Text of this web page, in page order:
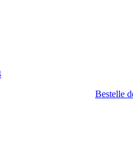
Bestelle